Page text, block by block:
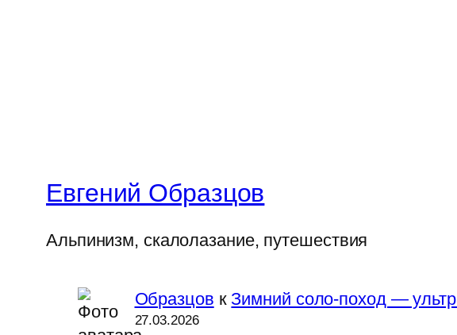
Евгений Образцов
Альпинизм, скалолазание, путешествия
Образцов к Зимний соло-поход —
27.03.2026